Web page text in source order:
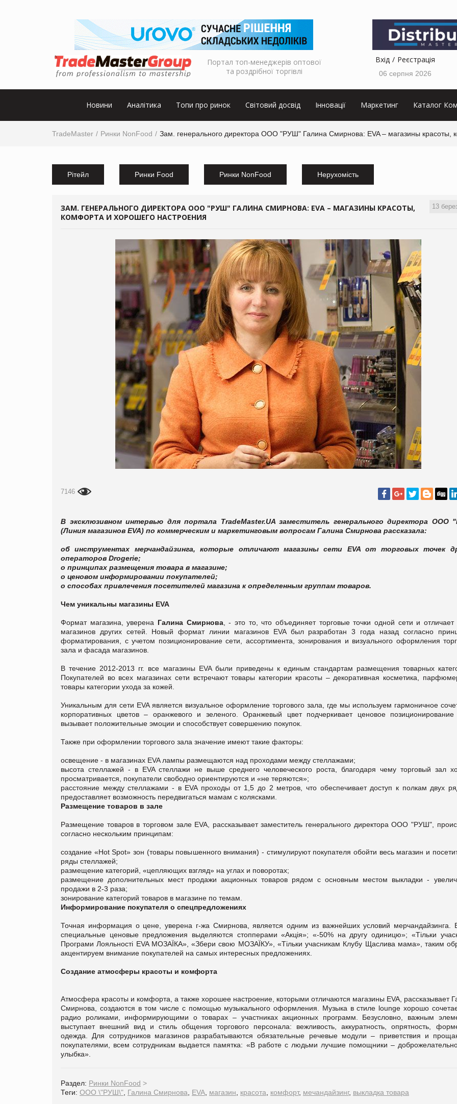
Портал топ-менеджерів оптової
та роздрібної торгівлі
Вхід Реєстрація
06 серпня 2026
Новини Аналітика Топи про ринок Світовий досвід Інновації Маркетинг Каталог
TradeMaster Ринки NonFood Зам. генерального директора ООО "РУШ" Галина Смирнова: EVA – магазины красоты,
Рітейл Ринки Food Ринки NonFood Нерухомість
13
ЗАМ. ГЕНЕРАЛЬНОГО ДИРЕКТОРА ООО "РУШ" ГАЛИНА СМИРНОВА: EVA – МАГАЗИНЫ КРАСОТЫ,
КОМФОРТА И ХОРОШЕГО НАСТРОЕНИЯ
7146
В эксклюзивном интервью для портала TradeMaster.UA заместитель генерального директора ООО
(Линия магазинов EVA) по коммерческим и маркетинговым вопросам Галина Смирнова рассказала:
об инструментах мерчандайзинга, которые отличают магазины сети EVA от торговых точек
операторов Drogerie;
о принципах размещения товара в магазине;
о ценовом информировании покупателей;
о способах привлечения посетителей магазина к определенным группам товаров.
Чем уникальны магазины EVA
Формат магазина, уверена Галина Смирнова, - это то, что объединяет торговые точки одной сети и отличает
магазинов других сетей. Новый формат линии магазинов EVA был разработан 3 года назад согласно
форматирования, с учетом позиционирование сети, ассортимента, зонирования и визуального оформления
зала и фасада магазинов.
В течение 2012-2013 гг. все магазины EVA были приведены к единым стандартам размещения товарных
Покупателей во всех магазинах сети встречают товары категории красоты – декоративная косметика,
товары категории ухода за кожей.
Уникальным для сети EVA является визуальное оформление торгового зала, где мы используем гармоничное
корпоративных цветов – оранжевого и зеленого. Оранжевый цвет подчеркивает ценовое позиционирование
вызывает положительные эмоции и способствует совершению покупок.
Также при оформлении торгового зала значение имеют такие факторы:
освещение - в магазинах EVA лампы размещаются над проходами между стеллажами;
высота стеллажей - в EVA стеллажи не выше среднего человеческого роста, благодаря чему торговый зал
просматривается, покупатели свободно ориентируются и «не теряются»;
расстояние между стеллажами - в EVA проходы от 1,5 до 2 метров, что обеспечивает доступ к полкам двух
предоставляет возможность передвигаться мамам с колясками.
Размещение товаров в зале
Размещение товаров в торговом зале EVA, рассказывает заместитель генерального директора ООО "РУШ",
согласно нескольким принципам:
создание «Hot Spot» зон (товары повышенного внимания) - стимулируют покупателя обойти весь магазин и
ряды стеллажей;
размещение категорий, «цепляющих взгляд» на углах и поворотах;
размещение дополнительных мест продажи акционных товаров рядом с основным местом выкладки -
продажи в 2-3 раза;
зонирование категорий товаров в магазине по темам.
Информирование покупателя о спецпредложениях
Точная информация о цене, уверена г-жа Смирнова, является одним из важнейших условий мерчандайзинга.
специальные ценовые предложения выделяются стопперами «Акція»; «-50% на другу одиницю»; «Тільки
Програми Лояльності EVA МОЗАЇКА», «Збери свою МОЗАЇКУ», «Тільки учасникам Клубу Щаслива мама», таким
акцентируем внимание покупателей на самых интересных предложениях.
Создание атмосферы красоты и комфорта
Атмосфера красоты и комфорта, а также хорошее настроение, которыми отличаются магазины EVA, рассказывает
Смирнова, создаются в том числе с помощью музыкального оформления. Музыка в стиле lounge хорошо
радио роликами, информирующими о товарах – участниках акционных программ. Безусловно, важным
выступает внешний вид и стиль общения торгового персонала: вежливость, аккуратность, опрятность,
одежда. Для сотрудников магазинов разрабатываются обязательные речевые модули – приветствия и
покупателями, всем сотрудникам выдается памятка: «В работе с людьми лучшие помощники –
улыбка».
Раздел: Ринки NonFood >
Теги: ООО \"РУШ\" Галина Смирнова EVA магазин красота комфорт, мечандайзинг, выкладка товара